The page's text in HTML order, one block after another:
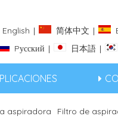
English | 简体中文 |
Pусский | 日本語 |
aspiradora Filtro de